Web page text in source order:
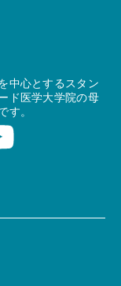
中心とするスタン
ド医学大学院の母
す。